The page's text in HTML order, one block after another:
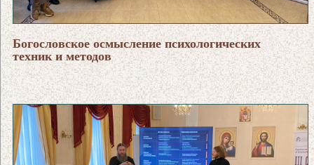
Богословское осмысление психологических
техник и методов